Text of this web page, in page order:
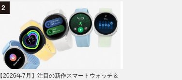
【2026年7月】注目の新作スマートウォッチ＆